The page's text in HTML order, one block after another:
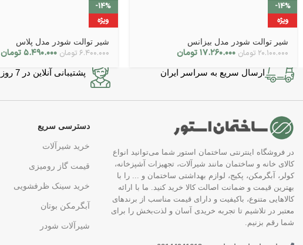
-14%
ویژه
شیر توالت شودر مدل بیزانس
۲۰.۱۰۰.۰۰۰ تومان ۱۷.۲۶۰.۰۰۰تومان
-14%
ویژه
شیر توالت شودر مدل پلاس
۶.۴۰۰.۰۰۰ تومان ۵.۴۹۰.۰۰۰ تومان
ارسال سریع به سراسر ایران پشتیبانی آنلاین در 7 روز هفته
در فروشگاه اینترنتی ساختمان استور شما می‌توانید انواع
کالای خانه و ساختمان مانند شیرآلات، تجهیزات آشپزخانه،
کولر، آبگرمکن، پکیج، لوازم بهداشتی ساختمان و ... را با
بهترین قیمت و ضمانت اصالت کالا خرید کنید. ما با ارائه
کالاهایی متنوع، باکیفیت و دارای قیمت مناسب از برندهای
معتبر در تلاشیم تا تجربه خریدی آسان و لذت‌بخش را برای
شما رقم بزنیم.
دسترسی سریع
خرید شیرآلات
قیمت گاز رومیزی
خرید سینک ظرفشویی
آبگرمکن بوتان
شیرآلات شودر